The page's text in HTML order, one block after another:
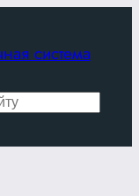
система